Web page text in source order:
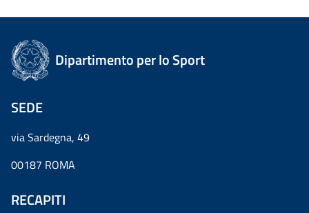
Dipartimento per lo Sport
SEDE
via Sardegna, 49
00187 ROMA
RECAPITI